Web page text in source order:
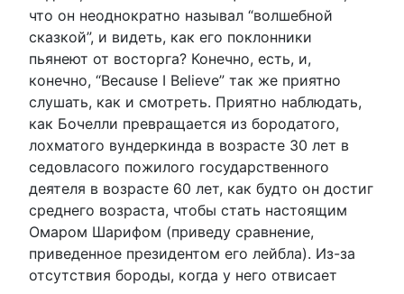
что он неоднократно называл “волшебной
сказкой”, и видеть, как его поклонники
пьянеют от восторга? Конечно, есть, и,
конечно, “Because I Believe” так же приятно
слушать, как и смотреть. Приятно наблюдать,
как Бочелли превращается из бородатого,
лохматого вундеркинда в возрасте 30 лет в
седовласого пожилого государственного
деятеля в возрасте 60 лет, как будто он достиг
среднего возраста, чтобы стать настоящим
Омаром Шарифом (приведу сравнение,
приведенное президентом его лейбла). Из-за
отсутствия бороды, когда у него отвисает